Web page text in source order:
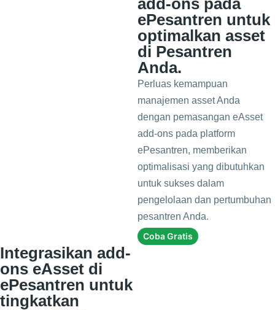
add-ons pada
ePesantren untuk
optimalkan asset
di Pesantren
Anda.
Perluas kemampuan
manajemen asset Anda
dengan pemasangan eAsset
add-ons pada platform
ePesantren, memberikan
optimalisasi yang dibutuhkan
untuk sukses dalam
pengelolaan dan pertumbuhan
pesantren Anda.
Coba Gratis
Integrasikan add-
ons eAsset di
ePesantren untuk
tingkatkan